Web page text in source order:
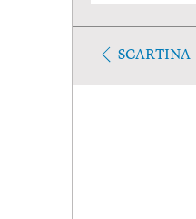
SCARTINA